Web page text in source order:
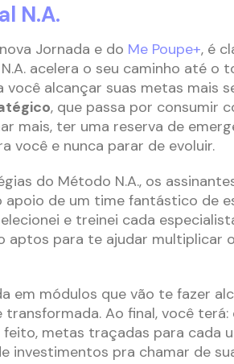
N.A.
Jornada e do Me Poupe+, é
acelera o seu caminho até o
você alcançar suas metas mais
, que passa por consumir
mais, ter uma reserva de
você e nunca parar de evoluir.
do Método N.A., os
de um time fantástico de
e treinei cada
aptos para te ajudar multiplicar
em módulos que vão te fazer
Ao final, você terá:
metas traçadas para cada
investimentos pra chamar de